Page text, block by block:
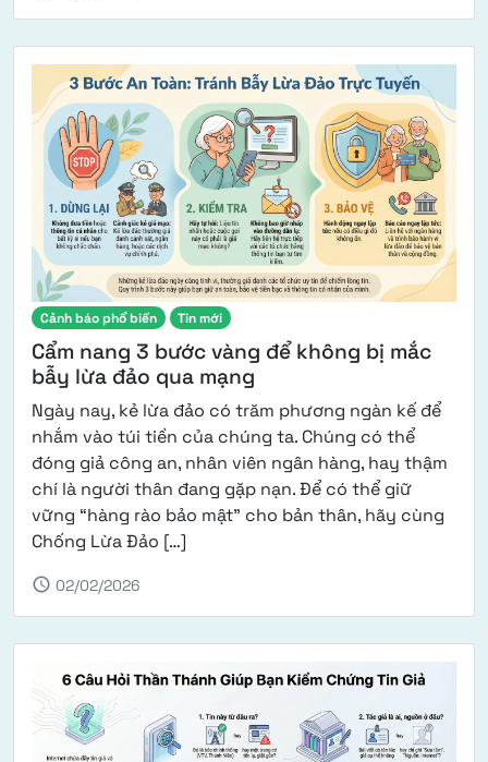
Cảnh báo phổ biến Tin mới
Cẩm nang 3 bước vàng để không bị mắc
bẫy lừa đảo qua mạng
Ngày nay, kẻ lừa đảo có trăm phương ngàn kế để
nhắm vào túi tiền của chúng ta. Chúng có thể
đóng giả công an, nhân viên ngân hàng, hay thậm
chí là người thân đang gặp nạn. Để có thể giữ
vững “hàng rào bảo mật” cho bản thân, hãy cùng
Chống Lừa Đảo […]
schedule 02/02/2026